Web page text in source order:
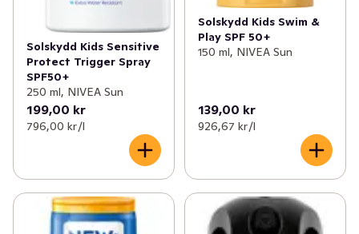
Solskydd Kids Sensitive
Protect Trigger Spray
SPF50+
250 ml, NIVEA Sun
199,00 kr
796,00 kr /l
Solskydd Kids Swim &
Play SPF 50+
150 ml, NIVEA Sun
139,00 kr
926,67 kr /l